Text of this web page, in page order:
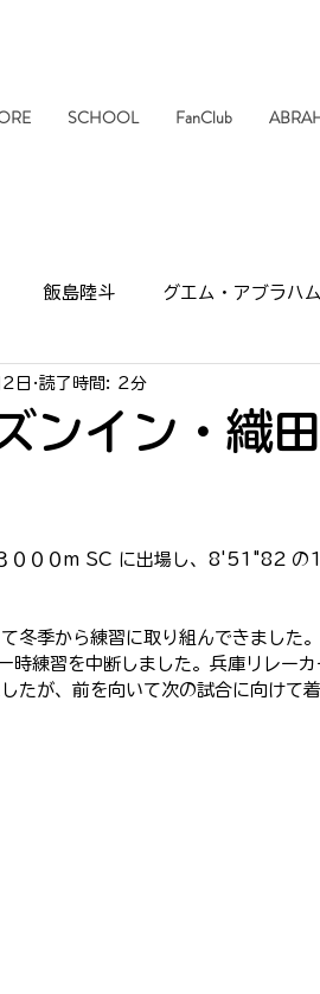
SCHOOL FanClub
飯島陸斗 グエム・アブラハム
クッキング
ンイン・織
日 読了時間: 2分
０００m SC に出場し、8'51"82 の
冬季から練習に取り組んできました。
時練習を中断しました。兵庫リレー
たが、前を向いて次の試合に向けて